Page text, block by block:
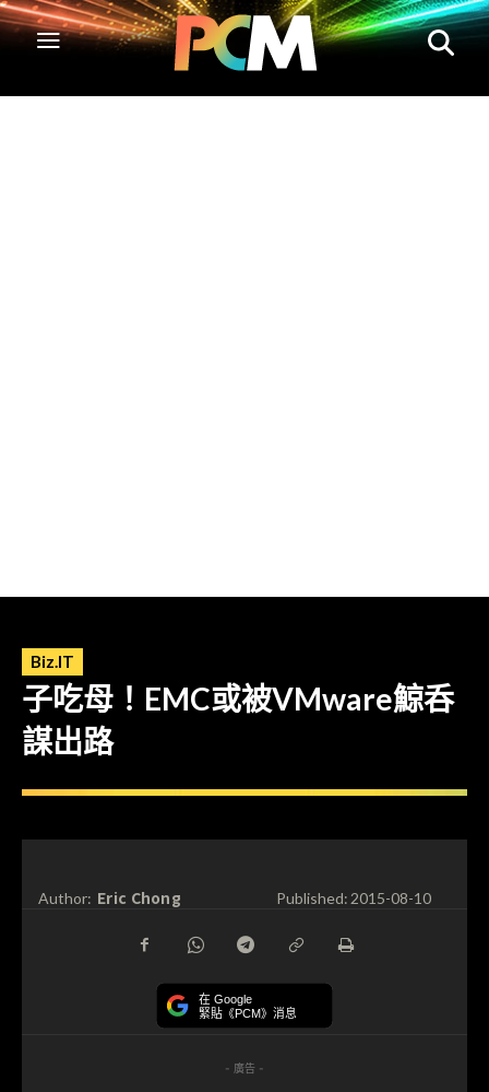
Biz.IT
子吃母！EMC或被VMware鯨呑
謀出路
Author: Eric Chong Published:2015-08-10
在 Google
緊貼《PCM》消息
- 廣告 -